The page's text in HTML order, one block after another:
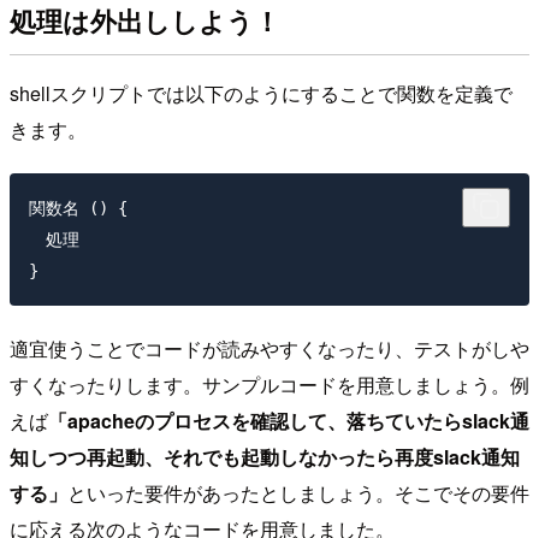
処理は外出ししよう！
shellスクリプトでは以下のようにすることで関数を定義で
きます。
関数名 () {
処理
適宜使うことでコードが読みやすくなったり、テストがしや
すくなったりします。サンプルコードを用意しましょう。例
えば 「apacheのプロセスを確認して、落ちていたらslack通
知しつつ再起動、それでも起動しなかったら再度slack通知
する」 といった要件があったとしましょう。そこでその要件
に応える次のようなコードを用意しました。